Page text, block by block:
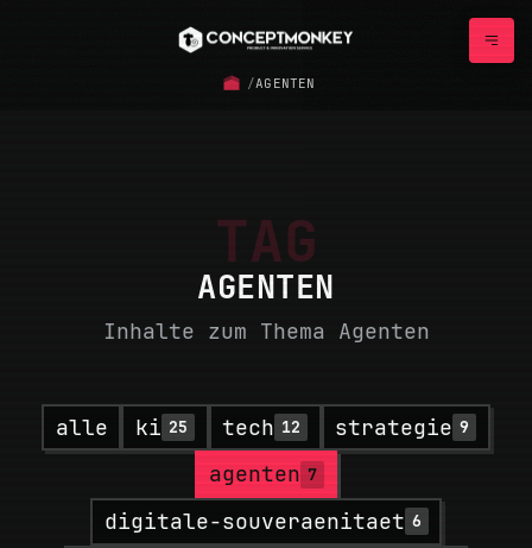
/AGENTEN
TAG
AGENTEN
Inhalte zum Thema Agenten
alle ki 25 tech 12 strategie 9
agenten 7
digitale-souveraenitaet 6